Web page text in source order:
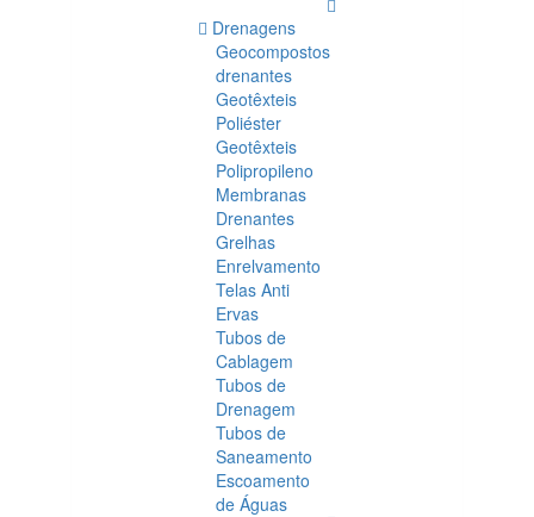
Drenagens
Geocompostos
drenantes
Geotêxteis
Poliéster
Geotêxteis
Polipropileno
Membranas
Drenantes
Grelhas
Enrelvamento
Telas Anti
Ervas
Tubos de
Cablagem
Tubos de
Drenagem
Tubos de
Saneamento
Escoamento
de Águas